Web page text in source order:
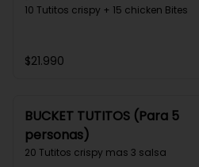
10 Tutitos crispy + 15 chicken Bites
$21.990
BUCKET TUTITOS (Para 5
personas)
20 Tutitos crispy mas 3 salsa